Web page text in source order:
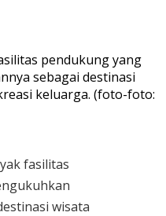
pendukung yang
sebagai destinasi
keluarga. (foto-foto:
fasilitas
wisata